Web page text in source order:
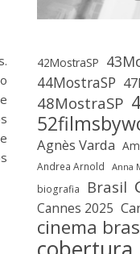
42MostraSP
44MostraSP
48MostraSP
Agnès Varda
Andrea Arnold Anna
biografia Brasil
Cannes 2025
cinema